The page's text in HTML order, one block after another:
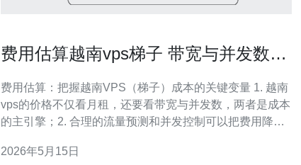
费用估算越南vps梯子 带宽与并发数对
费用估算：把握越南VPS（梯子）成本的关键变量 1. 越南
vps的价格不仅看月租，还要看带宽与并发数，两者是成本
的主引擎；2. 合理的流量预测和并发控制可以把费用降低
也更省钱。 作为一名有多年云计算和网络优化经验的顾
2026年5月15日